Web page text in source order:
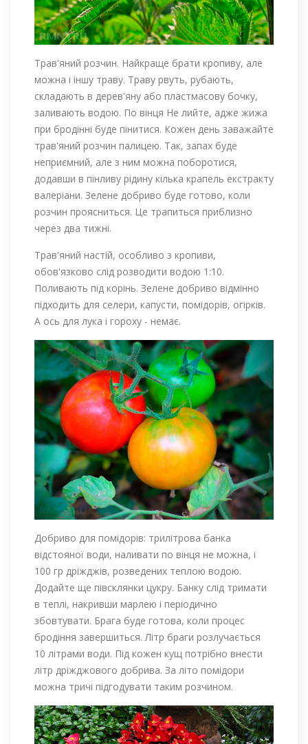
Трав'яний розчин. Найкраще брати кропиву, але
можна і іншу траву. Траву рвуть, рубають,
складають в дерев'яну або пластмасову бочку,
заливають водою. По вінця Не лийте, адже жижа
при бродінні буде пінитися. Кожен день заважайте
трав'яний розчин палицею. Так, запах буде
неприємний, але з ним можна поборотися,
додавши в пінливу рідину кілька крапель екстракту
валеріани. Зелене добриво буде готово, коли
розчин проясниться. Це трапиться приблизно
через два тижні.
Трав'яний настій, особливо з кропиви,
обов'язково слід розводити водою 1:10.
Поливають під корінь. Зелене добриво відмінно
підходить для селери, капусти, помідорів, огірків.
А ось для лука і гороху - немає.
Добриво для помідорів: трилітрова банка
відстояної води, наливати по вінця не можна, і
100 гр дріжджів, розведених теплою водою.
Додайте ще півсклянки цукру. Банку слід тримати
в теплі, накривши марлею і періодично
збовтувати. Брага буде готова, коли процес
бродіння завершиться. Літр браги розлучається
10 літрами води. Під кожен кущ потрібно внести
літр дріжджового добрива. За літо помідори
можна тричі підгодувати таким розчином.